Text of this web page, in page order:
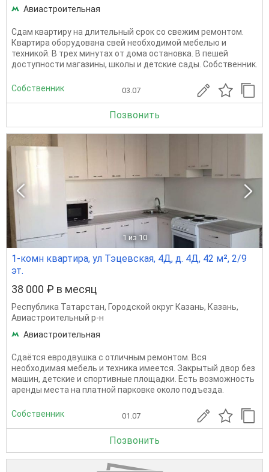
Авиастроительная
Сдам квартиру на длительный срок со свежим ремонтом.
Квартира оборудована свей необходимой мебелью и
техникой. В трех минутах от дома остановка. В пешей
доступности магазины, школы и детские сады. Собственник.
Собственник 03.07
Позвонить
1 из 10
1-комн квартира, ул Тэцевская, 4Д, д. 4Д, 42 м², 2/9
эт.
38 000 ₽ в месяц
Республика Татарстан, Городской округ Казань, Казань,
Авиастроительный р-н
Авиастроительная
Сдаётся евродвушка с отличным ремонтом. Вся
необходимая мебель и техника имеется. Закрытый двор без
машин, детские и спортивные площадки. Есть возможность
аренды места на платной парковке около подъезда.
Собственник 01.07
Позвонить